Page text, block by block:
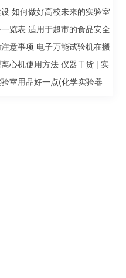
还是？哪里有卖？那里的便
是想自己制作一个简单的减
行，求高手回答！
如何做好高校未来的实验室
览表 适用于超市的食品安全
哪种啊
意事项 电子万能试验机在搬
意哪些事项
心机使用方法 仪器干货 | 实
机操作指南和正确操作规程
室用品好一点(化学实验器